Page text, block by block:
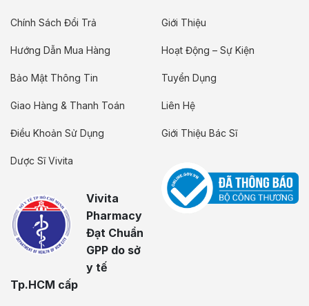
Chính Sách Đổi Trả
Hướng Dẫn Mua Hàng
Bảo Mật Thông Tin
Giao Hàng & Thanh Toán
Điều Khoản Sử Dụng
Dược Sĩ Vivita
Vivita
Pharmacy
Đạt Chuẩn
GPP do sở
y tế
Tp.HCM cấp
Giới Thiệu
Hoạt Động – Sự Kiện
Tuyển Dụng
Liên Hệ
Giới Thiệu Bác Sĩ